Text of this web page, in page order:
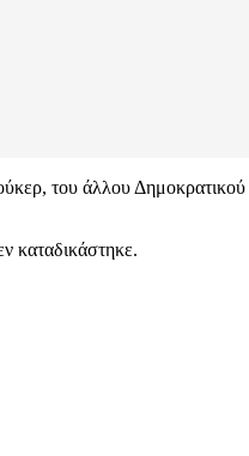
του άλλου
καταδικάστηκε.